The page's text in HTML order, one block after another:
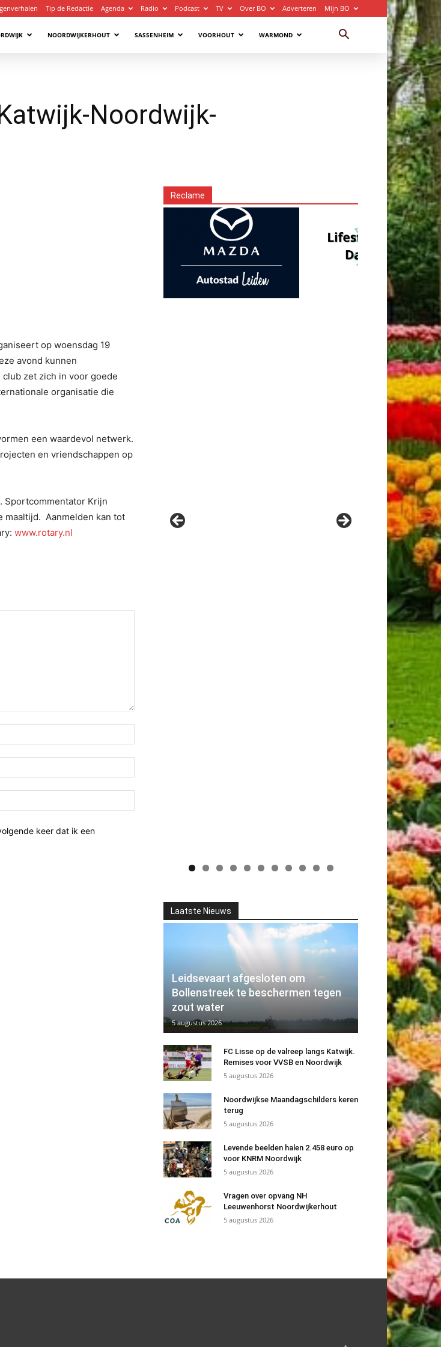
Tip de Redactie Agenda Radio Podcast TV Over BO Adverteren Mijn BO
NOORDWIJKERHOUT SASSENHEIM VOORHOUT WARMOND
Noordwijk-
op woensdag 19
avond kunnen
zet zich in voor goede
organisatie die
een waardevol netwerk.
en vriendschappen op
Sportcommentator Krijn
maaltijd. Aanmelden kan tot
www.rotary.nl
keer dat ik een
Reclame
Laatste Nieuws
Leidsevaart afgesloten om
Bollenstreek te beschermen tegen
zout water
5 augustus 2026
FC Lisse op de valreep langs Katwijk.
Remises voor VVSB en Noordwijk
5 augustus 2026
Noordwijkse Maandagschilders keren
terug
5 augustus 2026
Levende beelden halen 2.458 euro op
voor KNRM Noordwijk
5 augustus 2026
Vragen over opvang NH
Leeuwenhorst Noordwijkerhout
5 augustus 2026